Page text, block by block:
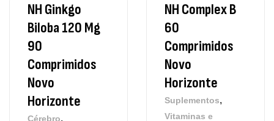
NH Ginkgo
Biloba 120 Mg
90
Comprimidos
Novo
Horizonte
Cérebro,
NH Complex B
60
Comprimidos
Novo
Horizonte
Suplementos,
Vitaminas e